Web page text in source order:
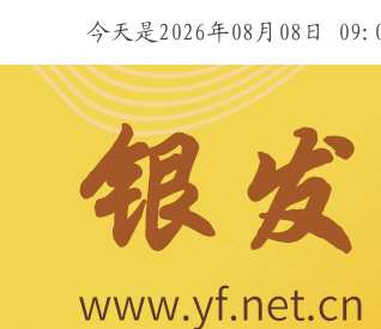
今天是2026年08月08日